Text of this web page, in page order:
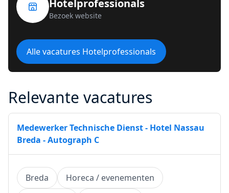
Hotelprofessionals
Bezoek website
Alle vacatures Hotelprofessionals
Relevante vacatures
Medewerker Technische Dienst - Hotel Nassau
Breda - Autograph C
Breda
Horeca / evenementen